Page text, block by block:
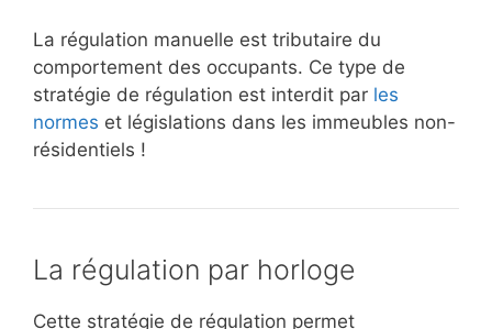
La régulation manuelle est tributaire du
comportement des occupants. Ce type de
stratégie de régulation est interdit par les
normes et législations dans les immeubles non-
résidentiels !
La régulation par horloge
Cette stratégie de régulation permet